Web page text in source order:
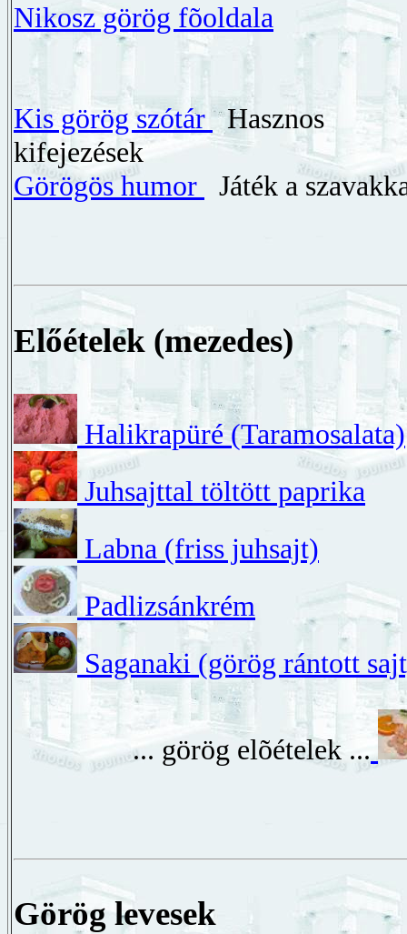
Nikosz görög fõoldala
Kis görög szótárHasznos
kifejezések
Görögös humor
Játék a
Előételek (mezedes)
Halikrapüré (Taramosalata)
Juhsajttal töltött paprika
Labna (friss juhsajt)
Padlizsánkrém
Saganaki (görög rántott
... görög elõételek ...
Görög levesek